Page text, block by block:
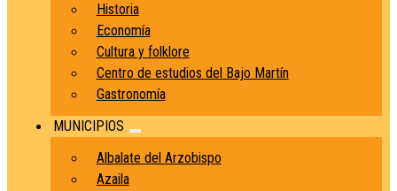
Historia
Economía
Cultura y folklore
Centro de estudios del Bajo Martín
Gastronomía
MUNICIPIOS
Albalate del Arzobispo
Azaila